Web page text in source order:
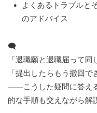
よくあるトラブルと
のアドバイス
🗨️
「退職願と退職届って同
「提出したらもう撤回で
——こうした疑問に答え
的な手順も交えながら解